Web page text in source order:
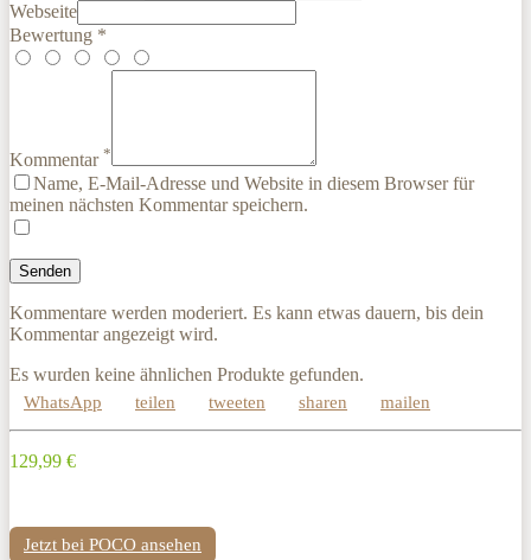
Webseite
Bewertung *
Kommentar *
Name, E-Mail-Adresse und Website in diesem Browser für
meinen nächsten Kommentar speichern.
Kommentare werden moderiert. Es kann etwas dauern, bis dein
Kommentar angezeigt wird.
Es wurden keine ähnlichen Produkte gefunden.
WhatsApp teilen tweeten sharen mailen
129,99 €
Jetzt bei POCO ansehen